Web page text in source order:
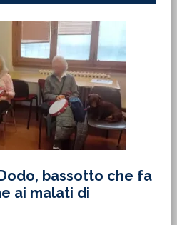
bassotto che fa
ai malati di